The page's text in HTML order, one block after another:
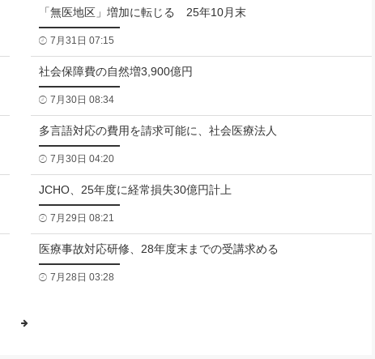
「無医地区」増加に転じる 25年10月末
7月31日 07:15
社会保障費の自然増3,900億円
7月30日 08:34
多言語対応の費用を請求可能に、社会医療法人
7月30日 04:20
JCHO、25年度に経常損失30億円計上
7月29日 08:21
医療事故対応研修、28年度末までの受講求める
7月28日 03:28